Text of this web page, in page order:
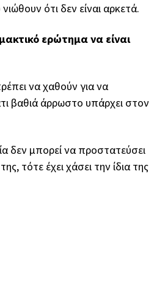
ότι δεν είναι αρκετά.
ερώτημα να είναι
να χαθούν για να
βαθιά άρρωστο υπάρχει στον
δεν μπορεί να προστατεύσει
τότε έχει χάσει την ίδια της